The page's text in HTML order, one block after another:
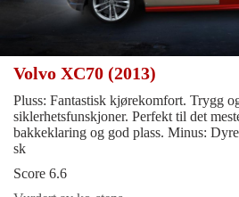
Volvo XC70 (2013)
Pluss: Fantastisk kjørekomfort. Trygg
siklerhetsfunskjoner. Perfekt til det
bakkeklaring og god plass. Minus:
sk
Score 6.6